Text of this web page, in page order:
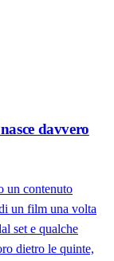
davvero
un contenuto
un film una volta
set e qualche
dietro le quinte,